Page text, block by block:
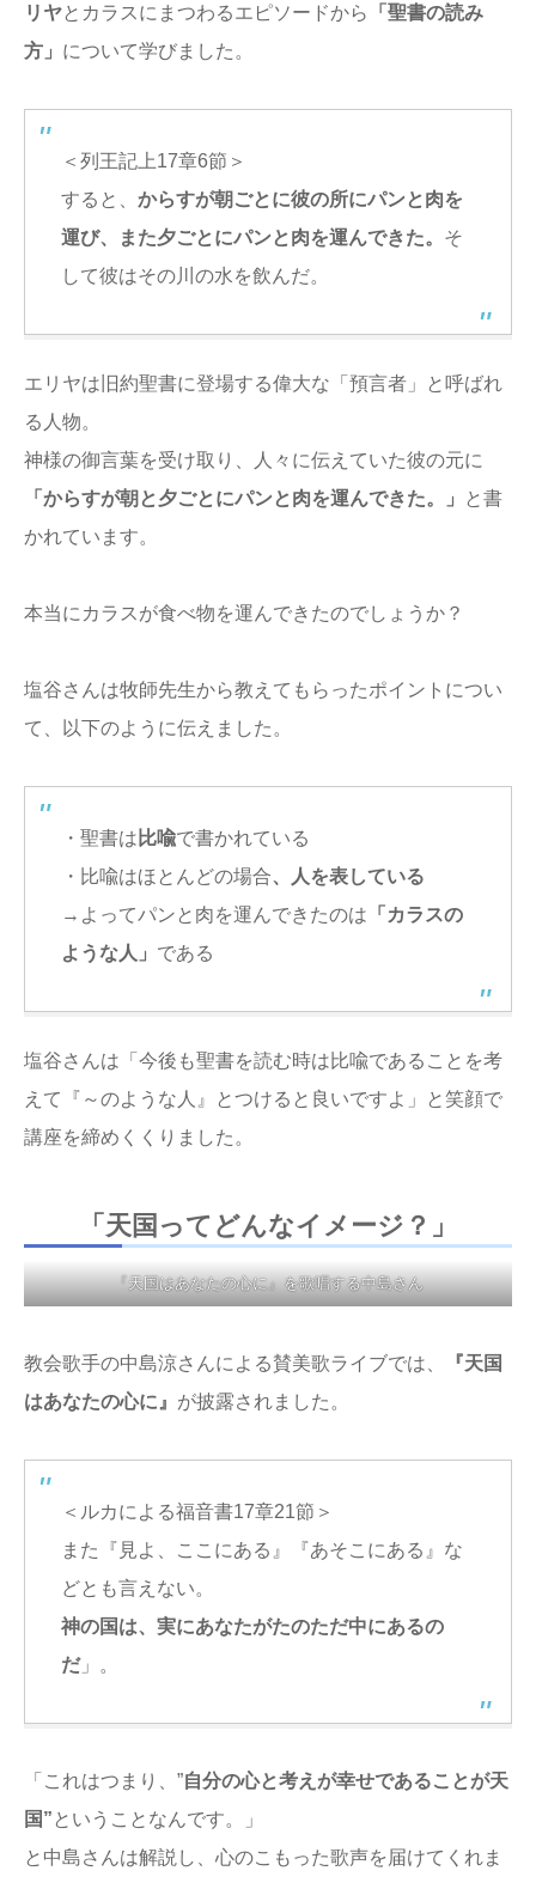
リヤとカラスにまつわるエピソードから
「聖書の読み
方」 について学びました。
＜列王記上17章6節＞
すると、 からすが朝ごとに彼の所にパンと肉を
運び、また夕ごとにパンと肉を運んできた。 そ
して彼はその川の水を飲んだ。
エリヤは旧約聖書に登場する偉大な「預言者」と呼ばれ
る人物。
神様の御言葉を受け取り、人々に伝えていた彼の元に
「からすが朝と夕ごとにパンと肉を運んできた。」
と書
かれています。
本当にカラスが食べ物を運んできたのでしょうか？
塩谷さんは牧師先生から教えてもらったポイントについ
て、以下のように伝えました。
・聖書は 比喩で書かれている
・比喩はほとんどの場合、人を表している
→よってパンと肉を運んできたのは 「カラスの
ような人」 である
塩谷さんは「今後も聖書を読む時は比喩であることを考
えて『～のような人』とつけると良いですよ」と笑顔で
講座を締めくくりました。
「天国ってどんなイメージ？」
『天国はあなたの心に』を歌唱する中島さん
教会歌手の中島涼さんによる賛美歌ライブでは、
『天国
はあなたの心に』 が披露されました。
＜ルカによる福音書17章21節＞
また『見よ、ここにある』『あそこにある』な
どとも言えない。
神の国は、実にあなたがたのただ中にあるの
だ」。
「これはつまり、”自分の心と考えが幸せであることが天
国” ということなんです。」
と中島さんは解説し、心のこもった歌声を届けてくれま